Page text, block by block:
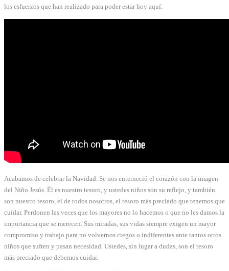
los esfuerzos que han realizado para poder estar hoy aquí.
Acabamos de celebrar la Navidad. Se nos enterneció el corazón con la imagen
del Niño Jesús. Él es nuestro tesoro, y ustedes niños son su reflejo, y también
son nuestro tesoro, el de todos nosotros, el tesoro más preciado que tenemos que
cuidar. Perdonen las veces que los mayores no lo hacemos o que no les damos la
importancia que se merecen. Sus miradas, sus vidas siempre exigen un mayor
compromiso y trabajo para no volvernos ciegos o indiferentes ante tantos otros
niños que sufren y pasan necesidad. Ustedes, sin lugar a dudas, son el tesoro
más preciado que debemos cuidar.